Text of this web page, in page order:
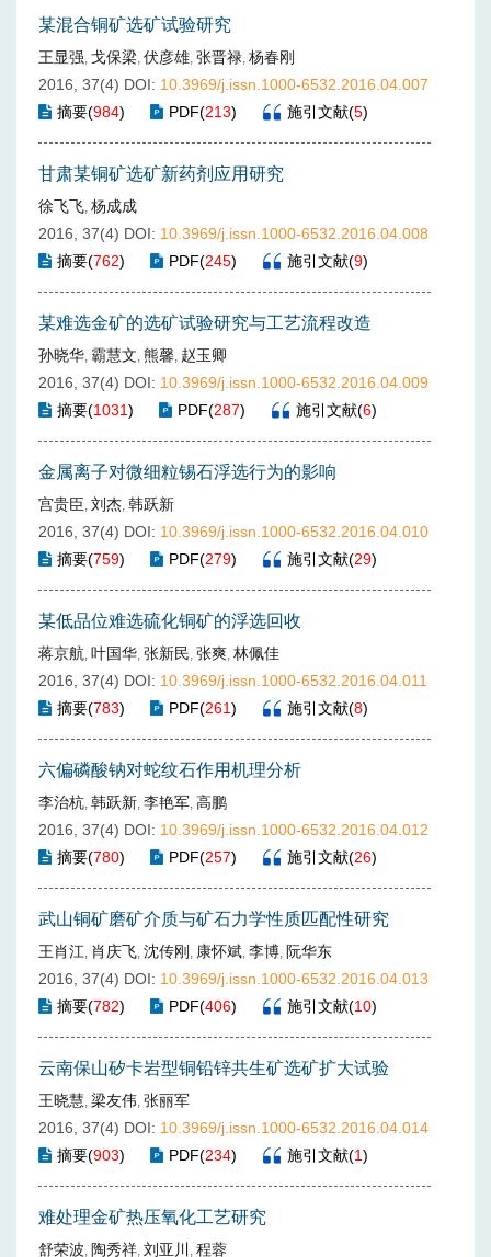
某混合铜矿选矿试验研究
王显强, 戈保梁, 伏彦雄, 张晋禄, 杨春刚
2016, 37(4) DOI: 10.3969/j.issn.1000-6532.2016.04.007
摘要(984) PDF(213) 施引文献(5)
甘肃某铜矿选矿新药剂应用研究
徐飞飞, 杨成成
2016, 37(4) DOI: 10.3969/j.issn.1000-6532.2016.04.008
摘要(762) PDF(245) 施引文献(9)
某难选金矿的选矿试验研究与工艺流程改造
孙晓华, 霸慧文, 熊馨, 赵玉卿
2016, 37(4) DOI: 10.3969/j.issn.1000-6532.2016.04.009
摘要(1031) PDF(287) 施引文献(6)
金属离子对微细粒锡石浮选行为的影响
宫贵臣, 刘杰, 韩跃新
2016, 37(4) DOI: 10.3969/j.issn.1000-6532.2016.04.010
摘要(759) PDF(279) 施引文献(29)
某低品位难选硫化铜矿的浮选回收
蒋京航, 叶国华, 张新民, 张爽, 林佩佳
2016, 37(4) DOI: 10.3969/j.issn.1000-6532.2016.04.011
摘要(783) PDF(261) 施引文献(8)
六偏磷酸钠对蛇纹石作用机理分析
李治杭, 韩跃新, 李艳军, 高鹏
2016, 37(4) DOI: 10.3969/j.issn.1000-6532.2016.04.012
摘要(780) PDF(257) 施引文献(26)
武山铜矿磨矿介质与矿石力学性质匹配性研究
王肖江, 肖庆飞, 沈传刚 , 康怀斌, 李博, 阮华东
2016, 37(4) DOI: 10.3969/j.issn.1000-6532.2016.04.013
摘要(782) PDF(406) 施引文献(10)
云南保山矽卡岩型铜铅锌共生矿选矿扩大试验
王晓慧, 梁友伟, 张丽军
2016, 37(4) DOI: 10.3969/j.issn.1000-6532.2016.04.014
摘要(903) PDF(234) 施引文献(1)
难处理金矿热压氧化工艺研究
舒荣波, 陶秀祥, 刘亚川 , 程蓉